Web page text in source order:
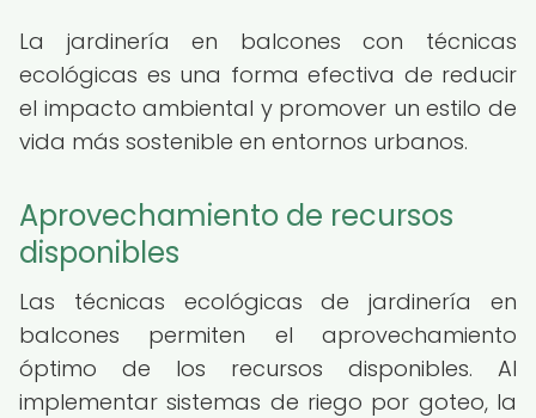
La jardinería en balcones con técnicas
ecológicas es una forma efectiva de reducir
el impacto ambiental y promover un estilo de
vida más sostenible en entornos urbanos.
Aprovechamiento de recursos
disponibles
Las técnicas ecológicas de jardinería en
balcones permiten el aprovechamiento
óptimo de los recursos disponibles. Al
implementar sistemas de riego por goteo, la